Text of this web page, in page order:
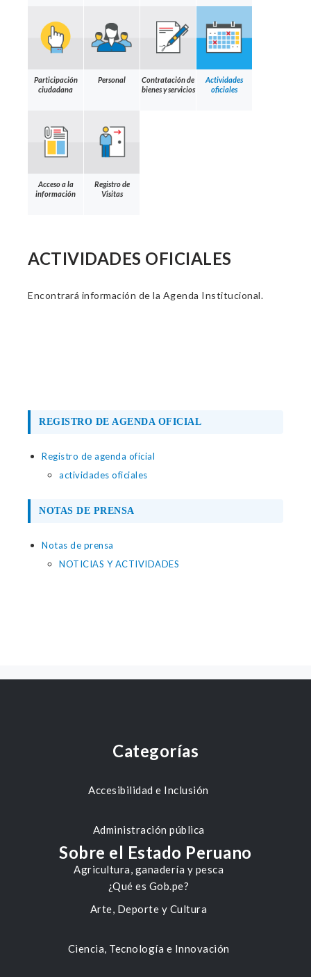
Participación
ciudadana
Personal
Contratación de
bienes y servicios
Actividades
oficiales
Acceso a la
información
Registro de
Visitas
ACTIVIDADES OFICIALES
Encontrará información de la Agenda Institucional.
REGISTRO DE AGENDA OFICIAL
Registro de agenda oficial
actividades oficiales
NOTAS DE PRENSA
Notas de prensa
NOTICIAS Y ACTIVIDADES
Categorías
Accesibilidad e Inclusión
Administración pública
Agricultura, ganadería y pesca
Arte, Deporte y Cultura
Ciencia, Tecnología e Innovación
Sobre el Estado Peruano
¿Qué es Gob.pe?